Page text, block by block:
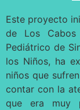
Este proyecto
de Los Cabos
Pediátrico de
los Niños, ha
niños que
contar con la
que era muy